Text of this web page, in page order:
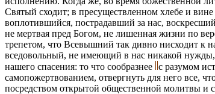
Святый сходит; в пресуществленном хлебе и
воплотившийся, пострадавший за нас,
не мертвая пред Богом, не лишенная жизни по
трепетом, что Всевышний так дивно нисходит
вседовольный, не имеющий в нас никакой
нашего спасения: то что сообразнее с разумом
самопожертвованием, отвергнуть для него все,
посредством открытой общественной молитвы и